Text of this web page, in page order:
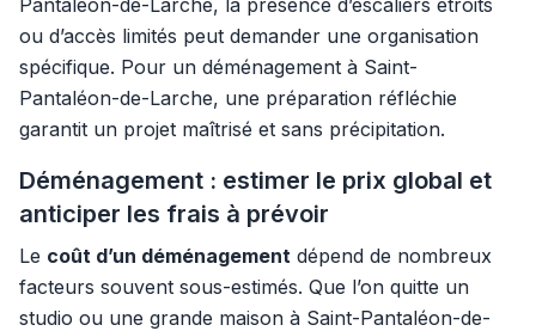
Pantaléon-de-Larche, la présence d’escaliers étroits
ou d’accès limités peut demander une organisation
spécifique. Pour un déménagement à Saint-
Pantaléon-de-Larche, une préparation réfléchie
garantit un projet maîtrisé et sans précipitation.
Déménagement : estimer le prix global et
anticiper les frais à prévoir
Le coût d’un déménagement dépend de nombreux
facteurs souvent sous-estimés. Que l’on quitte un
studio ou une grande maison à Saint-Pantaléon-de-